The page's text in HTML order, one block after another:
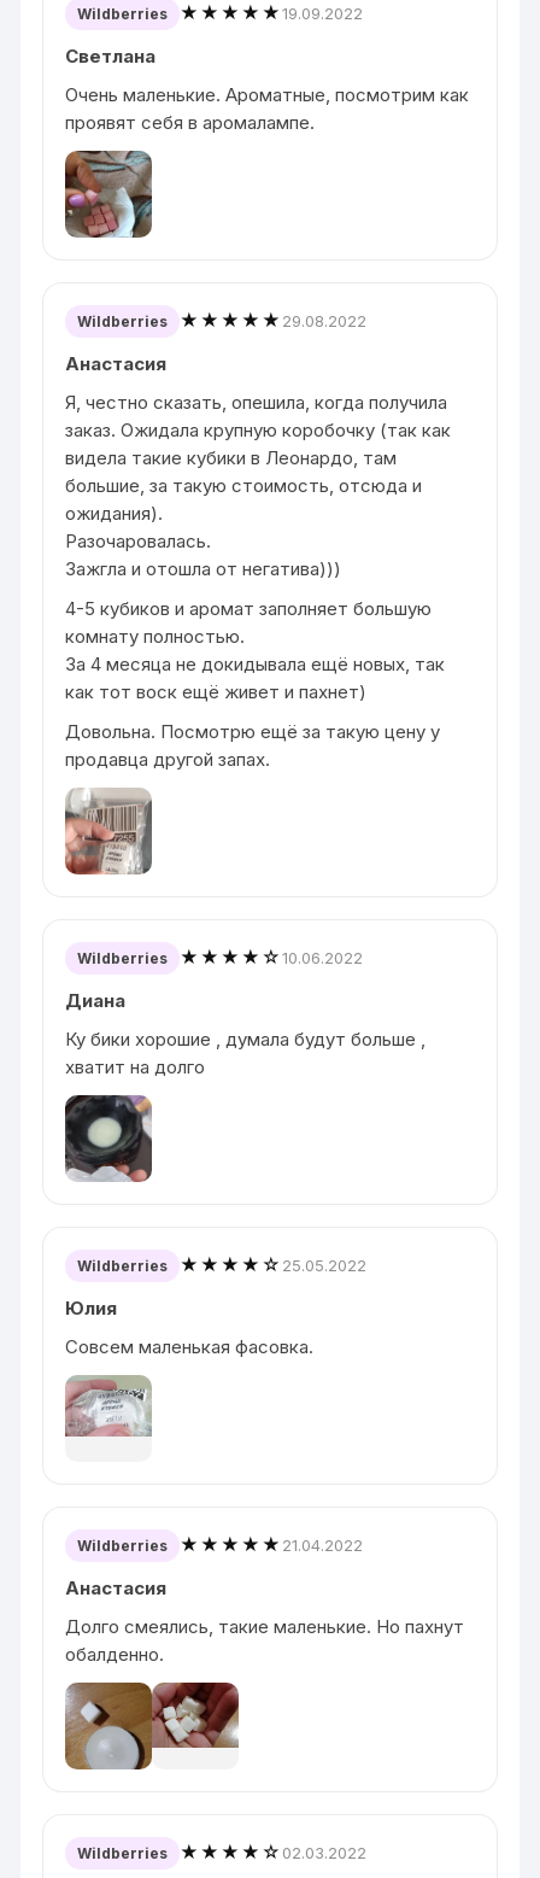
Wildberries ★★★★★19.09.2022
Светлана
Очень маленькие. Ароматные, посмотрим как
проявят себя в аромалампе.
Wildberries ★★★★★ 29.08.2022
Анастасия
Я, честно сказать, опешила, когда получила
заказ. Ожидала крупную коробочку (так как
видела такие кубики в Леонардо, там
большие, за такую стоимость, отсюда и
ожидания).
Разочаровалась.
Зажгла и отошла от негатива)))
4-5 кубиков и аромат заполняет большую
комнату полностью.
За 4 месяца не докидывала ещё новых, так
как тот воск ещё живет и пахнет)
Довольна. Посмотрю ещё за такую цену у
продавца другой запах.
Wildberries ★★★★☆10.06.2022
Диана
Ку бики хорошие , думала будут больше ,
хватит на долго
Wildberries ★★★★☆ 25.05.2022
Юлия
Совсем маленькая фасовка.
Wildberries ★★★★★ 21.04.2022
Анастасия
Долго смеялись, такие маленькие. Но пахнут
обалденно.
Wildberries ★★★★☆ 02.03.2022